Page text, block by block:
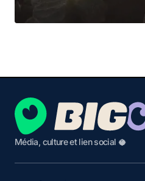
Média, culture et lien social 🥥